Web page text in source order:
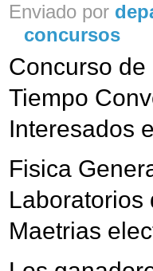
Enviado por
concursos
Concurso
Tiempo
Interesados
Fisica
Laboratorios
Maetrias